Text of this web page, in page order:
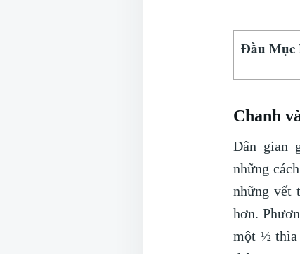
Đầu Mục
Chanh
Dân gian
những
những vết
hơn.
một ½ thìa